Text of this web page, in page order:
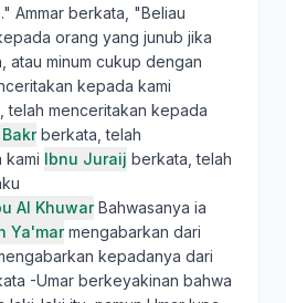
Ammar berkata, "Beliau
orang yang junub jika
atau minum cukup dengan
kepada kami
telah menceritakan kepada
berkata, telah
kami Ibnu Juraij berkata, telah
Al KhuwarBahwasanya ia
Ya'marmengabarkan dari
kepadanya dari
-Umar berkeyakinan bahwa